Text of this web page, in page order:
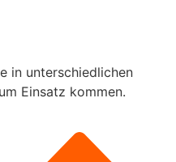
in unterschiedlichen
Einsatz kommen.